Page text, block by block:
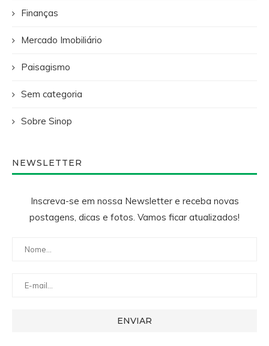
Finanças
Mercado Imobiliário
Paisagismo
Sem categoria
Sobre Sinop
NEWSLETTER
Inscreva-se em nossa Newsletter e receba novas
postagens, dicas e fotos. Vamos ficar atualizados!